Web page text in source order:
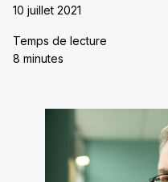
10 juillet 2021
Temps de lecture
8 minutes